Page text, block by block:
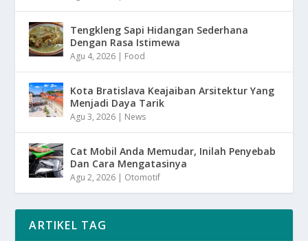
Tengkleng Sapi Hidangan Sederhana
Dengan Rasa Istimewa
Agu 4, 2026 | Food
Kota Bratislava Keajaiban Arsitektur Yang
Menjadi Daya Tarik
Agu 3, 2026 | News
Cat Mobil Anda Memudar, Inilah Penyebab
Dan Cara Mengatasinya
Agu 2, 2026 | Otomotif
ARTIKEL TAG